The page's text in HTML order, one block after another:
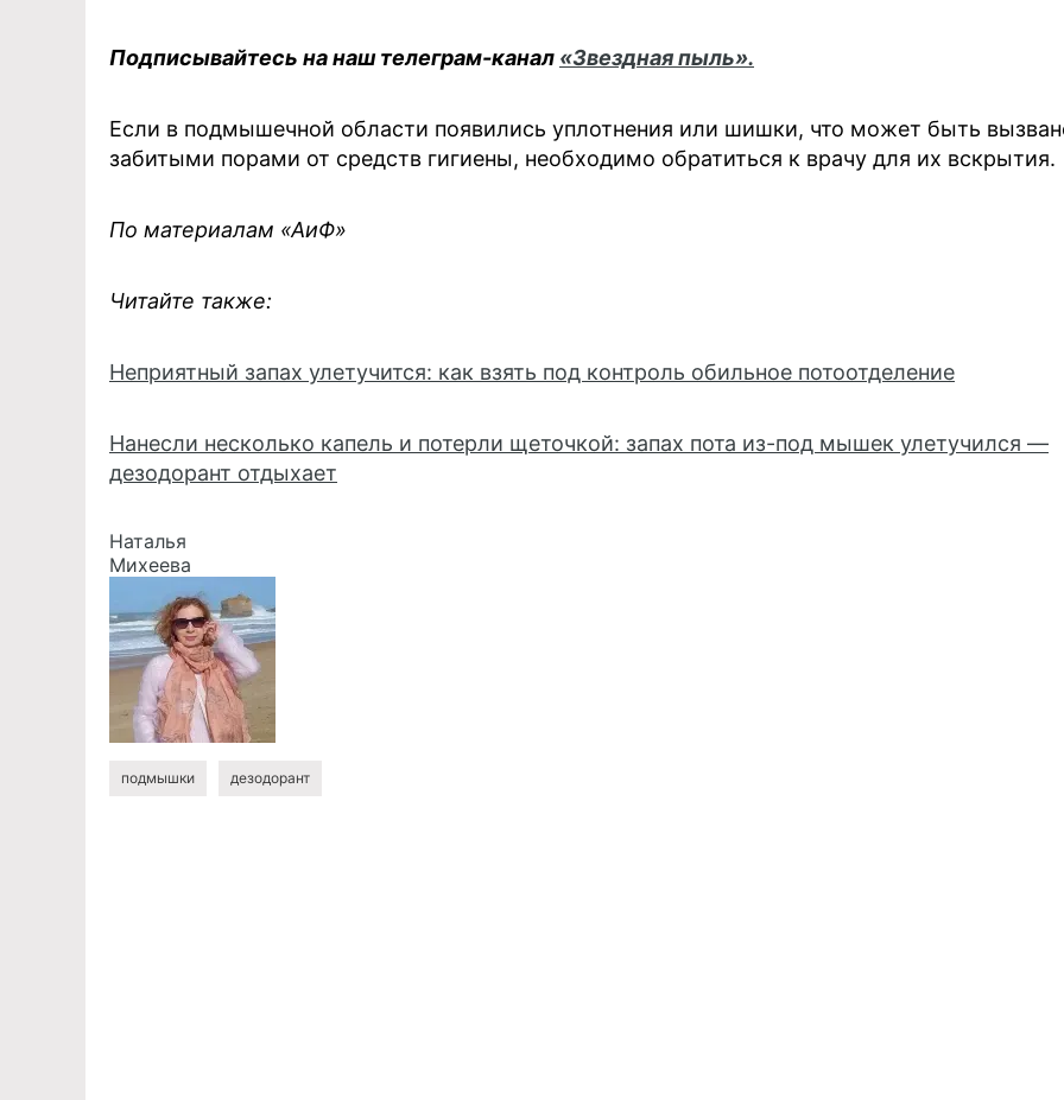
Подписывайтесь на наш телеграм-канал «Звездная пыль».
Если в подмышечной области появились уплотнения или шишки, что может быть
забитыми порами от средств гигиены, необходимо обратиться к врачу для их вскрытия.
По материалам «АиФ»
Читайте также:
Неприятный запах улетучится: как взять под контроль обильное потоотделение
Нанесли несколько капель и потерли щеточкой: запах пота из-под мышек улетучился —
дезодорант отдыхает
Наталья
Михеева
подмышки дезодорант